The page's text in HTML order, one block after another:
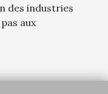
des industries
aux